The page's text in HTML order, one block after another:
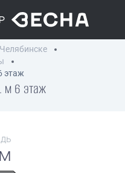
этаж
м 6 этаж